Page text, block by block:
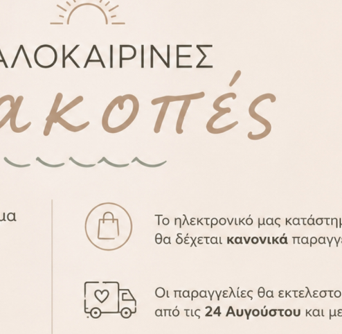
του AMMA design για εσάς!
κατόπιν συνεννόησης.